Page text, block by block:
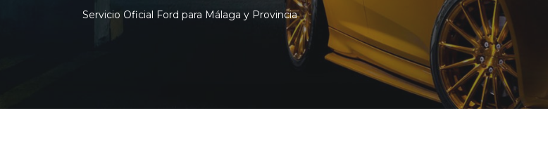
Servicio Oficial Ford para Málaga y Provincia